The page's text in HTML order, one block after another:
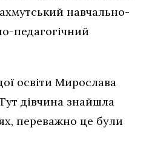
навчально-
педагогічний
освіти Мирослава
дівчина знайшла
переважно це були